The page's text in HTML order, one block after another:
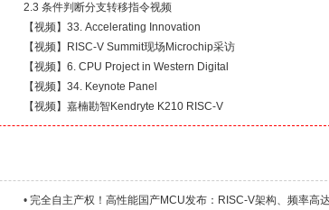
2.3 条件判断分支转移指令视频
【视频】33. Accelerating Innovation
【视频】RISC-V Summit现场Microchip采访
【视频】6. CPU Project in Western Digital
【视频】34. Keynote Panel
【视频】嘉楠勘智Kendryte K210 RISC-V
• 完全自主产权！高性能国产MCU发布：RISC-V架构、频率高